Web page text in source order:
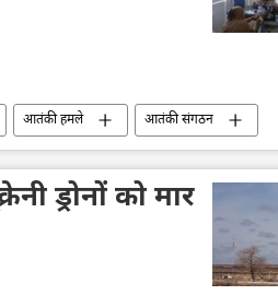
आतंकी हमले
आतंकी संगठन
एशिया
ड्रोनों को मार